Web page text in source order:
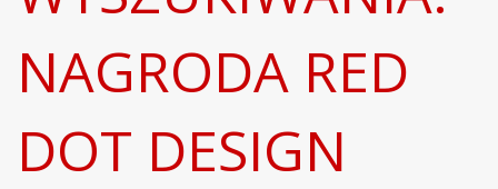
NAGRODA RED
DOT DESIGN